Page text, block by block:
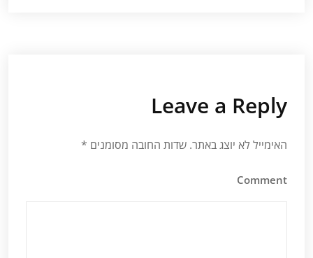
Leave a Reply
האימייל לא יוצג באתר. שדות החובה מסומנים *
Comment